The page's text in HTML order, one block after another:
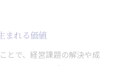
まれる価値
とで、経営課題の解決や成